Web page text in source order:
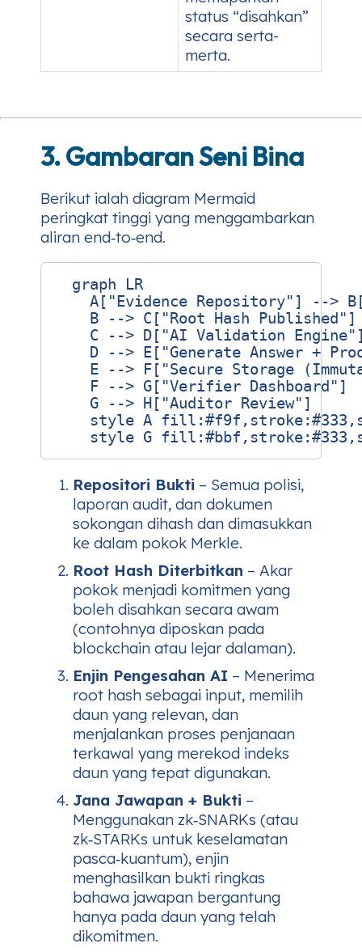
status “disahkan”
secara serta-
merta.
3. Gambaran Seni Bina
Berikut ialah diagram Mermaid
peringkat tinggi yang menggambarkan
aliran end‑to‑end.
  graph LR
A["Evidence Repository"] -->
    B --> C["Root Hash Published"]
C --> D["AI Validation
D --> E["Generate Answer +
E --> F["Secure Storage
    F --> G["Verifier Dashboard"]
    G --> H["Auditor Review"]
style A
Repositori Bukti – Semua polisi,
laporan audit, dan dokumen
sokongan dihash dan dimasukkan
ke dalam pokok Merkle.
Root Hash Diterbitkan – Akar
pokok menjadi komitmen yang
boleh disahkan secara awam
(contohnya diposkan pada
blockchain atau lejar dalaman).
Enjin Pengesahan AI – Menerima
root hash sebagai input, memilih
daun yang relevan, dan
menjalankan proses penjanaan
terkawal yang merekod indeks
daun yang tepat digunakan.
Jana Jawapan + Bukti –
Menggunakan zk‑SNARKs (atau
zk‑STARKs untuk keselamatan
pasca‑kuantum), enjin
menghasilkan bukti ringkas
bahawa jawapan bergantung
hanya pada daun yang telah
dikomitmen.